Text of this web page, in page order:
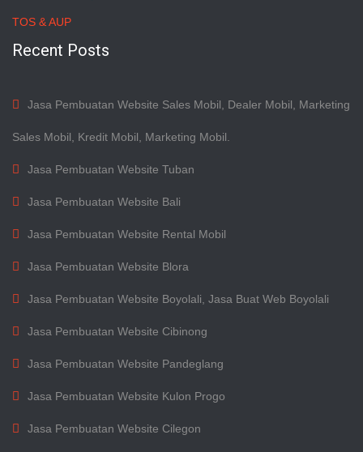
TOS & AUP
Recent Posts
Jasa Pembuatan Website Sales Mobil, Dealer Mobil, Marketing
Sales Mobil, Kredit Mobil, Marketing Mobil.
Jasa Pembuatan Website Tuban
Jasa Pembuatan Website Bali
Jasa Pembuatan Website Rental Mobil
Jasa Pembuatan Website Blora
Jasa Pembuatan Website Boyolali, Jasa Buat Web Boyolali
Jasa Pembuatan Website Cibinong
Jasa Pembuatan Website Pandeglang
Jasa Pembuatan Website Kulon Progo
Jasa Pembuatan Website Cilegon